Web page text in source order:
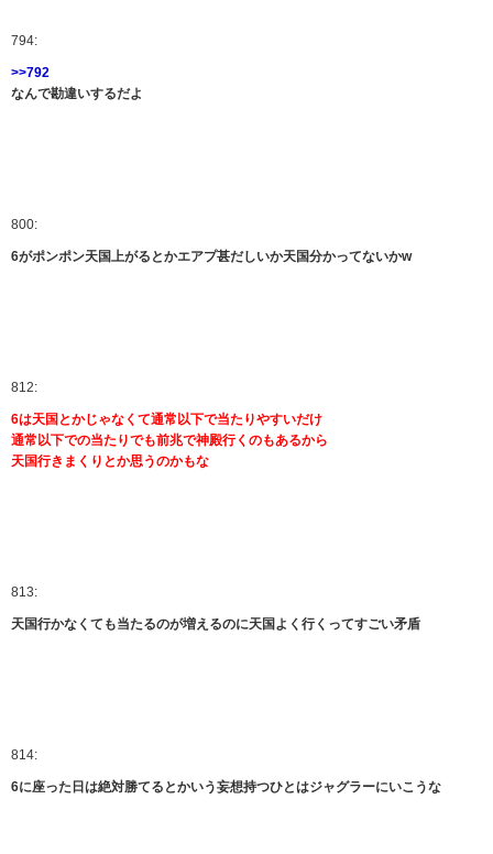
794:
>>792
なんで勘違いするだよ
800:
6がポンポン天国上がるとかエアプ甚だしいか天国分かってないかw
812:
6は天国とかじゃなくて通常以下で当たりやすいだけ
通常以下での当たりでも前兆で神殿行くのもあるから
天国行きまくりとか思うのかもな
813:
天国行かなくても当たるのが増えるのに天国よく行くってすごい矛盾
814:
6に座った日は絶対勝てるとかいう妄想持つひとはジャグラーにいこうな